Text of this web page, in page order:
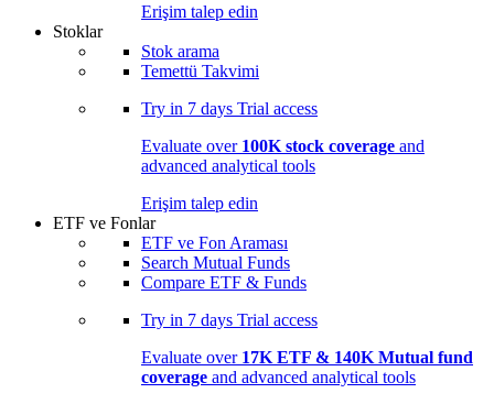
Erişim talep edin
Stoklar
Stok arama
Temettü Takvimi
Try in 7 days Trial access
Evaluate over 100K stock coverage and
advanced analytical tools
Erişim talep edin
ETF ve Fonlar
ETF ve Fon Araması
Search Mutual Funds
Compare ETF & Funds
Try in 7 days Trial access
Evaluate over 17K ETF & 140K Mutual fund
coverage and advanced analytical tools